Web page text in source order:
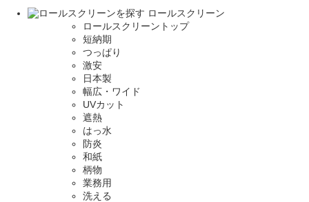
ロールスクリーン
ロールスクリーントップ
短納期
つっぱり
激安
日本製
幅広・ワイド
UVカット
遮熱
はっ水
防炎
和紙
柄物
業務用
洗える